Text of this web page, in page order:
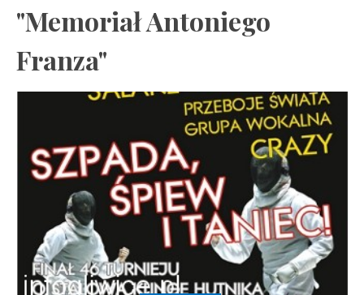
"Memoriał Antoniego
Franza"